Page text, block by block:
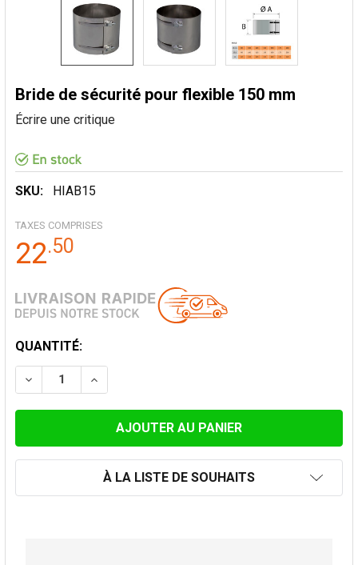
Bride de sécurité pour flexible 150 mm
Écrire une critique
SKU: HIAB15
TAXES COMPRISES
22.50
STOCK
ACTUEL:
QUANTITÉ:
DIMINUER LA QUANTITÉ DE BRIDE DE SÉCURITÉ POUR
AUGMENTER LA QUANTITÉ DE BRIDE DE
À LA LISTE DE SOUHAITS